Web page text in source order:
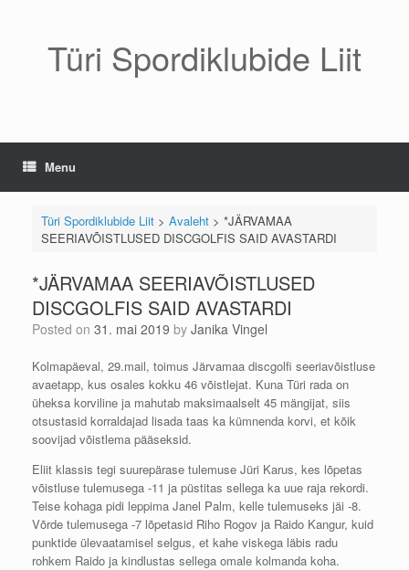
Türi Spordiklubide Liit
Menu
Türi Spordiklubide Liit> Avaleht> *JÄRVAMAA
SEERIAVÕISTLUSED DISCGOLFIS SAID AVASTARDI
*JÄRVAMAA SEERIAVÕISTLUSED
DISCGOLFIS SAID AVASTARDI
Posted on 31. mai 2019 by Janika Vingel
Kolmapäeval, 29.mail, toimus Järvamaa discgolfi seeriavõistluse
avaetapp, kus osales kokku 46 võistlejat. Kuna Türi rada on
üheksa korviline ja mahutab maksimaalselt 45 mängijat, siis
otsustasid korraldajad lisada taas ka kümnenda korvi, et kõik
soovijad võistlema pääseksid.
Eliit klassis tegi suurepärase tulemuse Jüri Karus, kes lõpetas
võistluse tulemusega -11 ja püstitas sellega ka uue raja rekordi.
Teise kohaga pidi leppima Janel Palm, kelle tulemuseks jäi -8.
Võrde tulemusega -7 lõpetasid Riho Rogov ja Raido Kangur, kuid
punktide ülevaatamisel selgus, et kahe viskega läbis radu
rohkem Raido ja kindlustas sellega omale kolmanda koha.